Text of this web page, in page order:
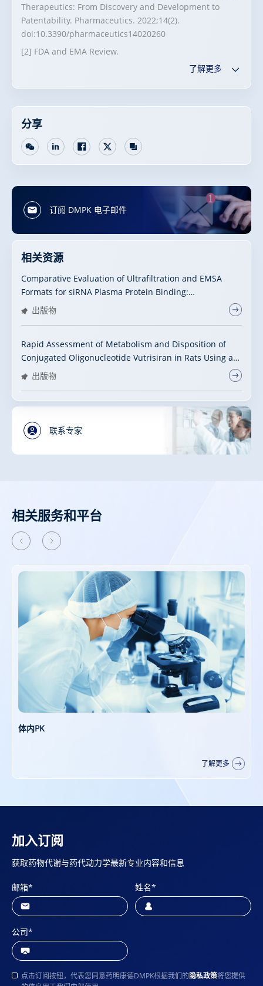
Therapeutics: From Discovery and Development to
Patentability. Pharmaceutics. 2022;14(2).
doi:10.3390/pharmaceutics14020260
[2] FDA and EMA Review.
了解更多
分享
订阅 DMPK 电子邮件
相关资源
Comparative Evaluation of Ultraﬁltration and EMSA
Formats for siRNA Plasma Protein Binding:
Methodological Determinants and Artifacts
出版物
Rapid Assessment of Metabolism and Disposition of
Conjugated Oligonucleotide Vutrisiran in Rats Using a
Sensitive LC-HRMS Platform
出版物
联系专家
相关服务和平台
新分子类型系列赋能平台
了解更多
加入订阅
获取药物代谢与药代动力学最新专业内容和信息
邮箱* 姓名*
公司*
点击订阅按钮，代表您同意药明康德DMPK根据我们的隐私政策将您提供